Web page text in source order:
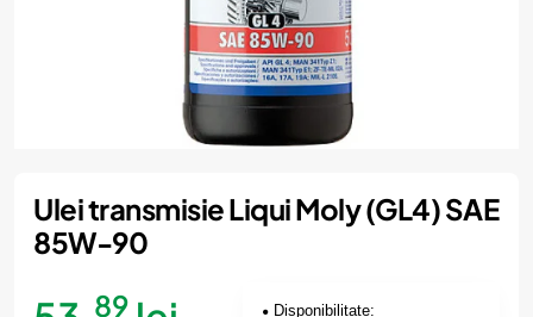
Momentan indisponibil
Ulei transmisie Liqui Moly (GL4) SAE
85W-90
89
Disponibilitate: